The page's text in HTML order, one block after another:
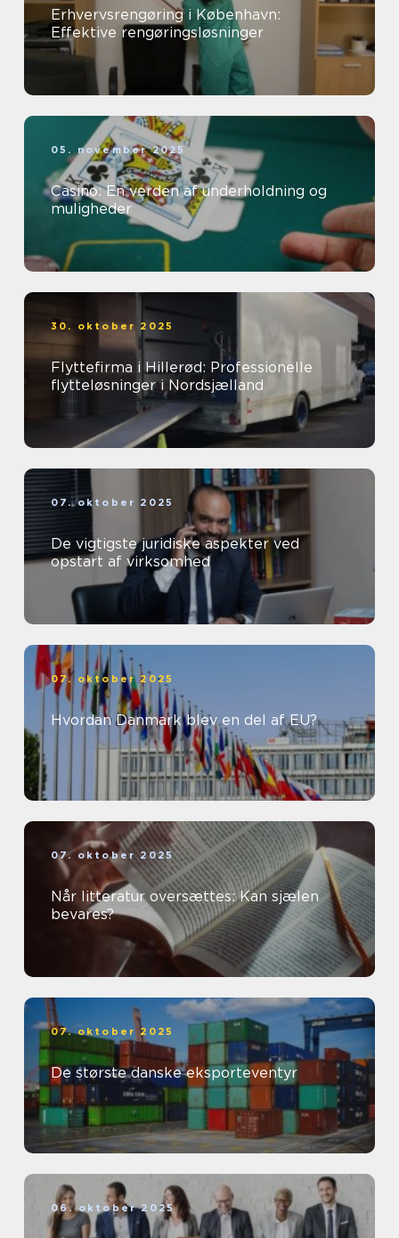
Erhvervsrengøring i København:
Effektive rengøringsløsninger
05. november 2025
Casino: En verden af underholdning og
muligheder
30. oktober 2025
Flyttefirma i Hillerød: Professionelle
flytteløsninger i Nordsjælland
07. oktober 2025
De vigtigste juridiske aspekter ved
opstart af virksomhed
07. oktober 2025
Hvordan Danmark blev en del af EU?
07. oktober 2025
Når litteratur oversættes: Kan sjælen
bevares?
07. oktober 2025
De største danske eksporteventyr
06. oktober 2025